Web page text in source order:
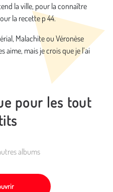
la ville, pour la connaître
la recette p 44.
Malachite ou Véronèse
aime, mais je crois que je l’ai
pour les tout
albums